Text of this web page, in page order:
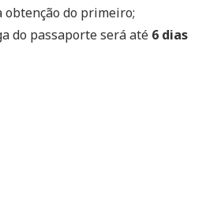
obtenção do primeiro;
do passaporte será até 6 dias